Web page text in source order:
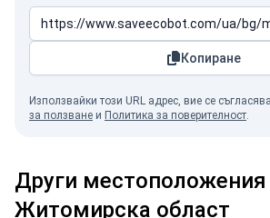
Копиране
Използвайки този URL адрес, вие се
за ползване и Политика за поверителност.
Други местоположения
Житомирска област